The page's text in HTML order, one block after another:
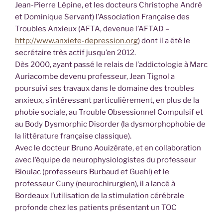
Jean-Pierre Lépine, et les docteurs Christophe André
et Dominique Servant) l’Association Française des
Troubles Anxieux (AFTA, devenue l’AFTAD –
http://www.anxiete-depression.org) dont il a été le
secrétaire très actif jusqu’en 2012.
Dès 2000, ayant passé le relais de l’addictologie à Marc
Auriacombe devenu professeur, Jean Tignol a
poursuivi ses travaux dans le domaine des troubles
anxieux, s’intéressant particulièrement, en plus de la
phobie sociale, au Trouble Obsessionnel Compulsif et
au Body Dysmorphic Disorder (la dysmorphophobie de
la littérature française classique).
Avec le docteur Bruno Aouizérate, et en collaboration
avec l’équipe de neurophysiologistes du professeur
Bioulac (professeurs Burbaud et Guehl) et le
professeur Cuny (neurochirurgien), il a lancé à
Bordeaux l’utilisation de la stimulation cérébrale
profonde chez les patients présentant un TOC